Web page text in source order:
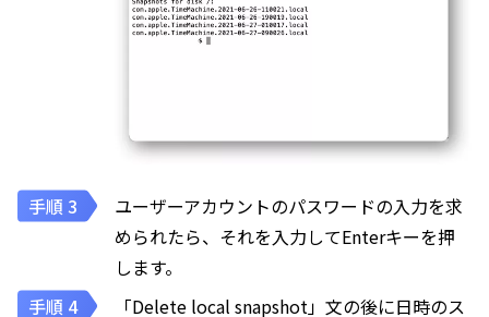
ユーザーアカウントのパスワードの入力を求
められたら、それを入力してEnterキーを押
します。
「Delete local snapshot」文の後に日時のス